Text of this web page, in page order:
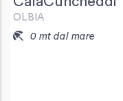
OLBIA
0 mt dal mare